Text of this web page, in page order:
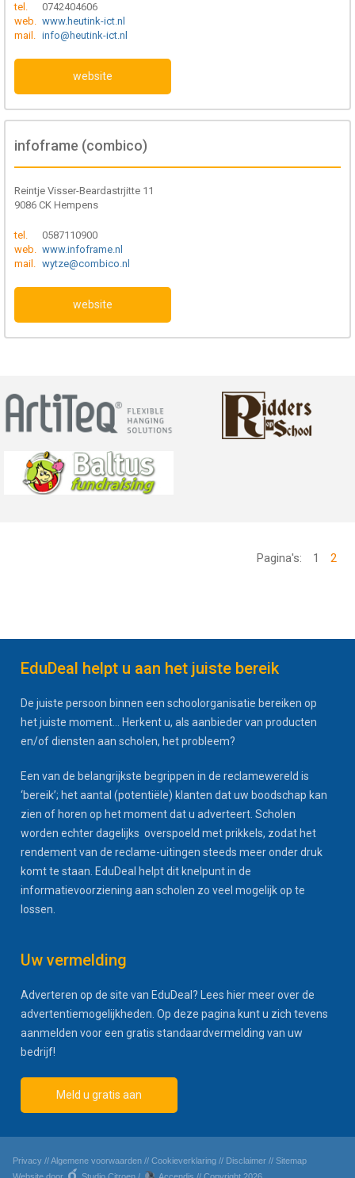
tel.
0742404606
web. www.heutink-ict.nl
mail. info@heutink-ict.nl
website
infoframe (combico)
Reintje Visser-Beardastrjitte 11
9086 CK Hempens
tel.
0587110900
web. www.infoframe.nl
mail. wytze@combico.nl
website
Pagina's: 1 2
EduDeal helpt u aan het juiste bereik
De juiste persoon binnen een schoolorganisatie bereiken op
het juiste moment... Herkent u, als aanbieder van producten
en/of diensten aan scholen, het probleem?
Een van de belangrijkste begrippen in de reclamewereld is
‘bereik’; het aantal (potentiële) klanten dat uw boodschap kan
zien of horen op het moment dat u adverteert. Scholen
worden echter dagelijks overspoeld met prikkels, zodat het
rendement van de reclame-uitingen steeds meer onder druk
komt te staan. EduDeal helpt dit knelpunt in de
informatievoorziening aan scholen zo veel mogelijk op te
lossen.
Uw vermelding
Adverteren op de site van EduDeal? Lees hier meer over de
advertentiemogelijkheden. Op deze pagina kunt u zich tevens
aanmelden voor een gratis standaardvermelding van uw
bedrijf!
Meld u gratis aan
Privacy //Algemene voorwaarden // Cookieverklaring // Disclaimer // Sitemap